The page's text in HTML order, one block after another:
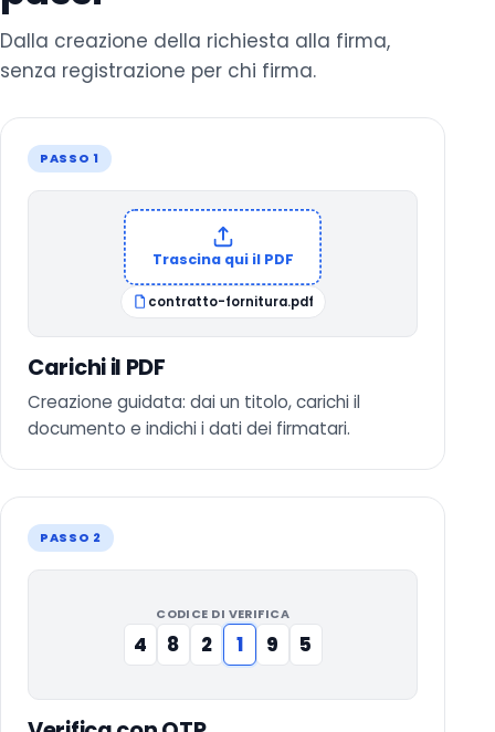
Dalla creazione della richiesta alla firma,
senza registrazione per chi firma.
PASSO 1
Trascina qui il PDF
contratto-fornitura.pdf
Carichi il PDF
Creazione guidata: dai un titolo, carichi il
documento e indichi i dati dei firmatari.
PASSO 2
CODICE DI VERIFICA
4 8 2 1 9 5